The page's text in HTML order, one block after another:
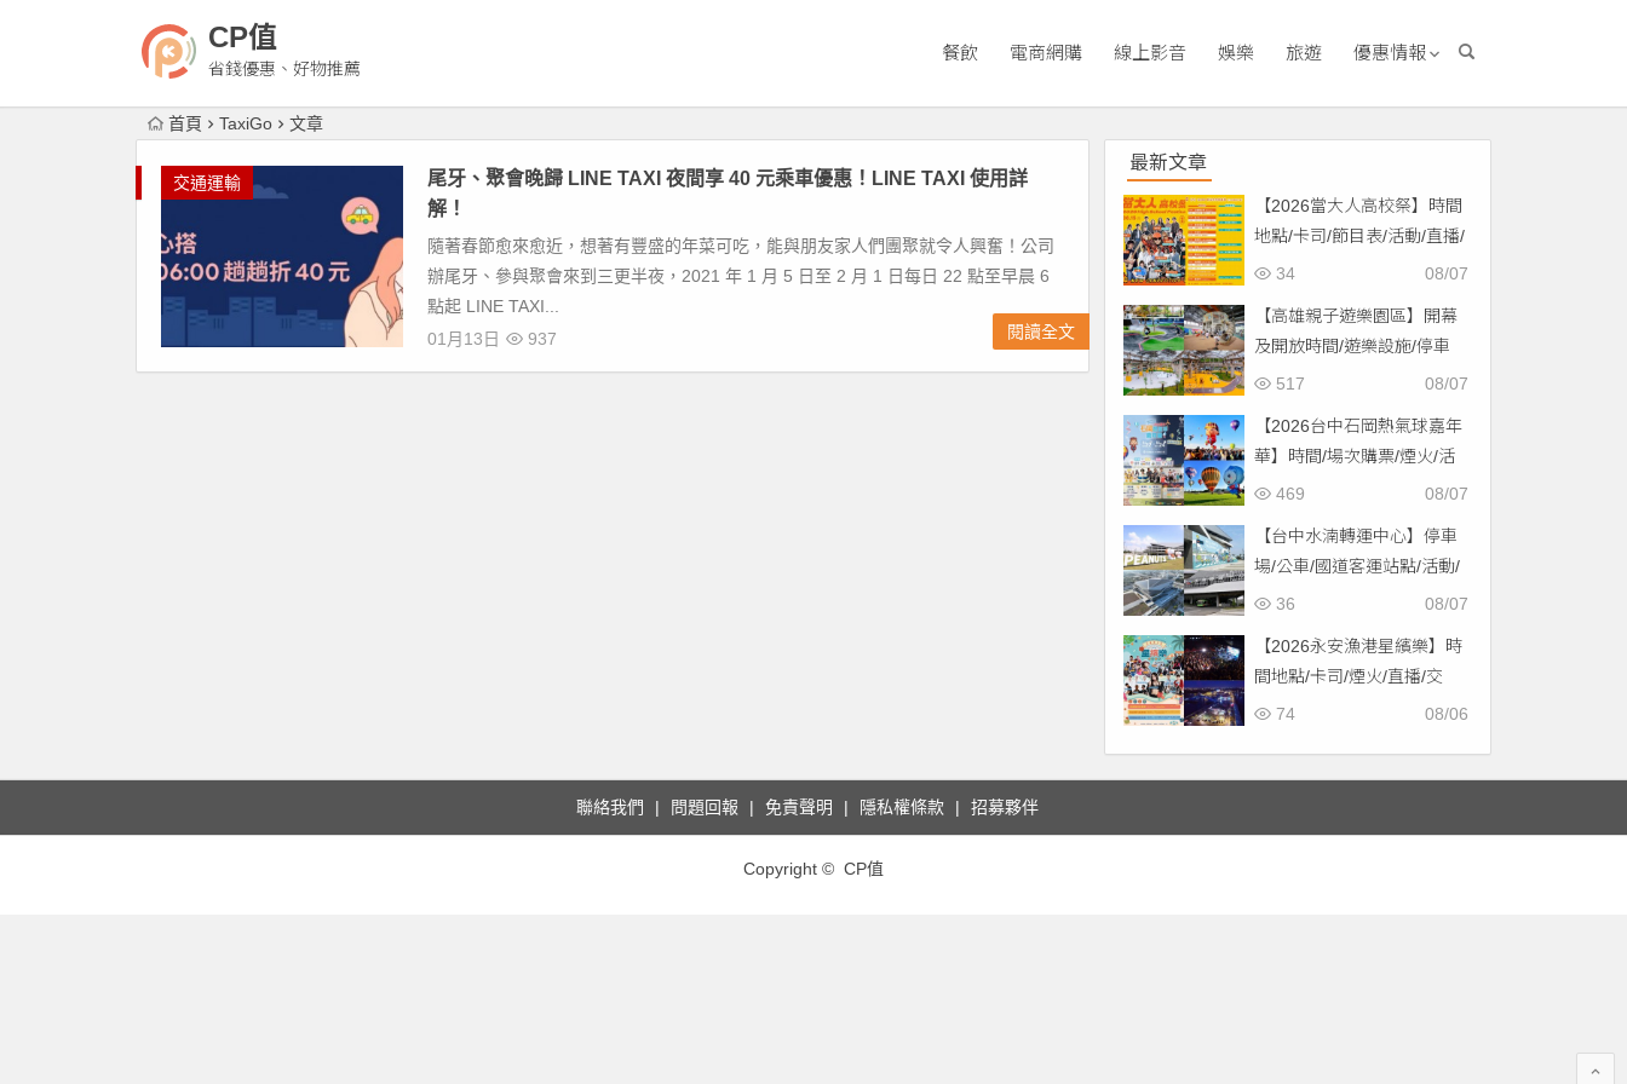
CP值
省錢優惠、好物推薦
餐飲 電商網購 線上影音 娛樂 旅遊 優惠情報
首頁 TaxiGo 文章
交通運輸
尾牙、聚會晚歸 LINE TAXI 夜間享 40 元乘車優惠！LINE TAXI 使用詳
解！
隨著春節愈來愈近，想著有豐盛的年菜可吃，能與朋友家人們團聚就令人興奮！公司
辦尾牙、參與聚會來到三更半夜，2021 年 1 月 5 日至 2 月 1 日每日 22 點至早晨 6
點起 LINE TAXI...
01月13日
937 閱讀全文
最新文章
【2026當大人高校祭】時間
地點/卡司/節目表/活動/直播/
交通，免費入場！
08/07
34
【高雄親子遊樂園區】開幕
及開放時間/遊樂設施/停車
場/交通一次看！
08/07
517
【2026台中石岡熱氣球嘉年
華】時間/場次購票/煙火/活
動/交通，土牛運動公園登08/07
469
【台中水湳轉運中心】停車
場/公車/國道客運站點/活動/
交通，啟用免費停車！ 08/07
36
【2026永安漁港星繽樂】時
間地點/卡司/煙火/直播/交
通，免費入場！
08/06
74
聯絡我們 問題回報 免責聲明 隱私權條款 招募夥伴
Copyright © CP值